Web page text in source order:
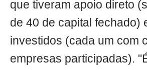
que tiveram apoio direto
de 40 de capital fechado)
investidos (cada um com
empresas participadas).